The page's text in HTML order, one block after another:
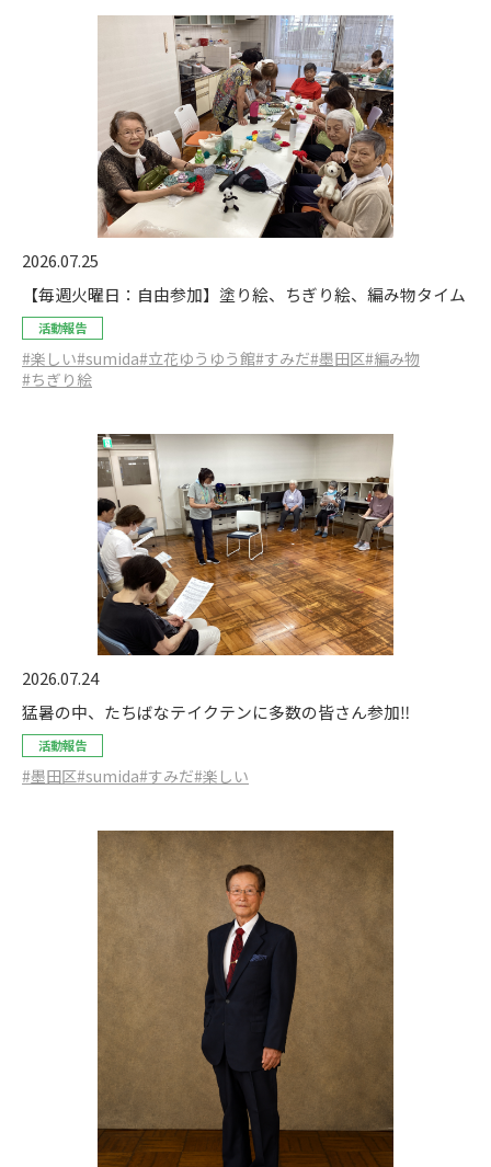
2026.07.25
【毎週火曜日：自由参加】塗り絵、ちぎり絵、編み物タイム
活動報告
#楽しい#sumida#立花ゆうゆう館#すみだ#墨田区#編み物
#ちぎり絵
2026.07.24
猛暑の中、たちばなテイクテンに多数の皆さん参加‼
活動報告
#墨田区#sumida#すみだ#楽しい